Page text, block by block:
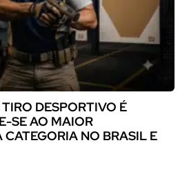
DESPORTIVO É
SE AO MAIOR
CATEGORIA NO BRASIL E